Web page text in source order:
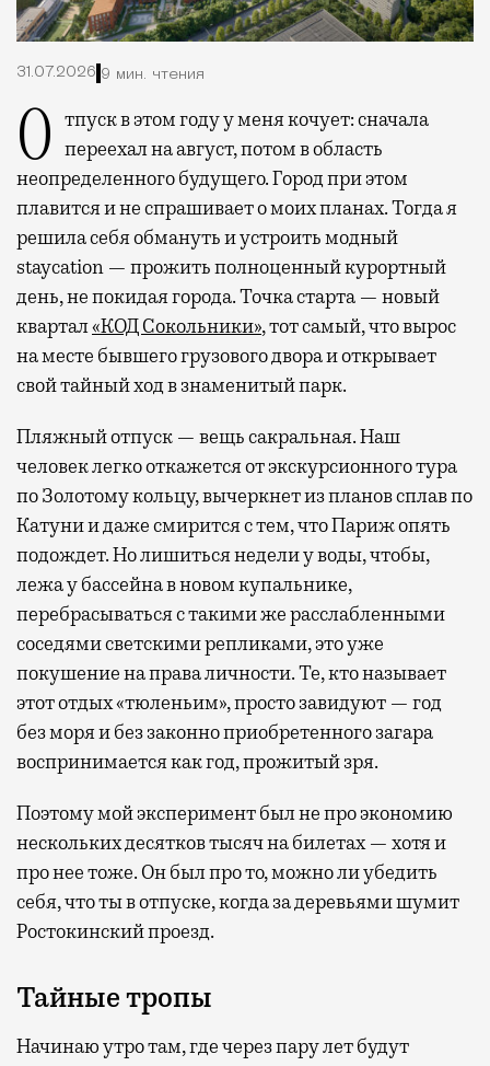
31.07.2026 9 мин. чтения
Отпуск в этом году у меня кочует: сначала переехал на август, потом в область
неопределенного будущего. Город при этом
плавится и не спрашивает о моих планах. Тогда я
решила себя обмануть и устроить модный
staycation — прожить полноценный курортный
день, не покидая города. Точка старта — новый
квартал«КОД Сокольники», тот самый, что вырос
на месте бывшего грузового двора и открывает
свой тайный ход в знаменитый парк.
Пляжный отпуск — вещь сакральная. Наш
человек легко откажется от экскурсионного тура
по Золотому кольцу, вычеркнет из планов сплав по
Катуни и даже смирится с тем, что Париж опять
подождет. Но лишиться недели у воды, чтобы,
лежа у бассейна в новом купальнике,
перебрасываться с такими же расслабленными
соседями светскими репликами, это уже
покушение на права личности. Те, кто называет
этот отдых «тюленьим», просто завидуют — год
без моря и без законно приобретенного загара
воспринимается как год, прожитый зря.
Поэтому мой эксперимент был не про экономию
нескольких десятков тысяч на билетах — хотя и
про нее тоже. Он был про то, можно ли убедить
себя, что ты в отпуске, когда за деревьями шумит
Ростокинский проезд.
Тайные тропы
Начинаю утро там, где через пару лет будут